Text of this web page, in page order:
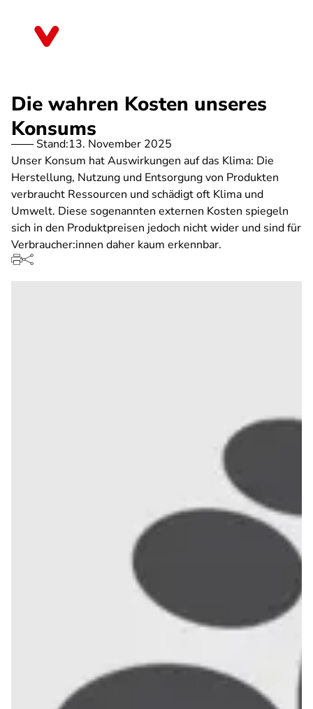
Die wahren Kosten unseres
Konsums
Stand:13. November 2025
Unser Konsum hat Auswirkungen auf das Klima: Die
Herstellung, Nutzung und Entsorgung von Produkten
verbraucht Ressourcen und schädigt oft Klima und
Umwelt. Diese sogenannten externen Kosten spiegeln
sich in den Produktpreisen jedoch nicht wider und sind für
Verbraucher:innen daher kaum erkennbar.